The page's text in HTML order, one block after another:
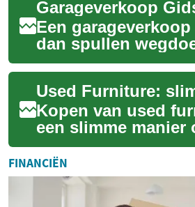
modelkenmer...
Een
dan spullen
een betaalbare,
manier om unieke
te scoren. I...
Kopen van used
een slimme manier
uniek interieur neer
en tegelijkertijd
le...
FINANCIËN